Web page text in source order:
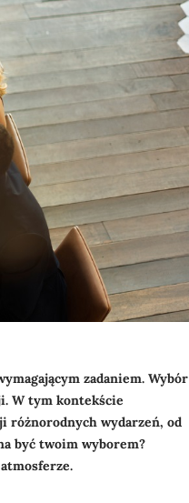
zadaniem. Wybór
W tym kontekście
różnorodnych wydarzeń, od
być twoim wyborem?